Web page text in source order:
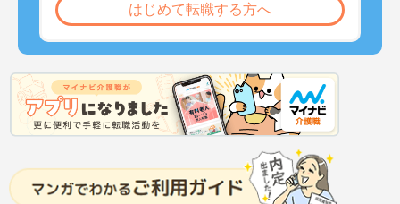
はじめて転職する方へ